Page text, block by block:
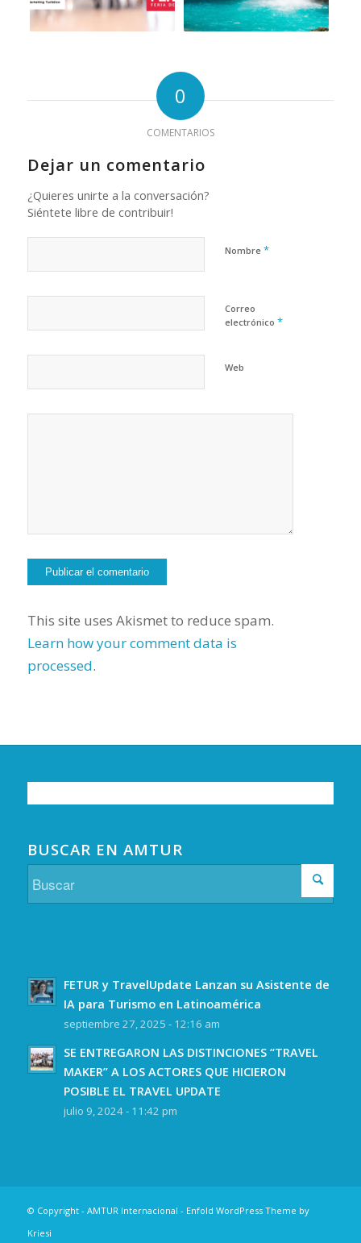
0
COMENTARIOS
Dejar un comentario
¿Quieres unirte a la conversación?
Siéntete libre de contribuir!
Nombre *
Correo
electrónico *
Web
This site uses Akismet to reduce spam.
Learn how your comment data is
processed.
BUSCAR EN AMTUR
FETUR y TravelUpdate Lanzan su Asistente de
IA para Turismo en Latinoamérica
septiembre 27, 2025 - 12:16 am
SE ENTREGARON LAS DISTINCIONES “TRAVEL
MAKER” A LOS ACTORES QUE HICIERON
POSIBLE EL TRAVEL UPDATE
julio 9, 2024 - 11:42 pm
© Copyright - AMTUR Internacional - Enfold WordPress Theme by
Kriesi